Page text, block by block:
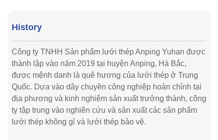
History
Công ty TNHH Sản phẩm lưới thép Anping Yuhan được
thành lập vào năm 2019 tại huyện Anping, Hà Bắc,
được mệnh danh là quê hương của lưới thép ở Trung
Quốc. Dựa vào dây chuyền công nghiệp hoàn chỉnh tại
địa phương và kinh nghiệm sản xuất trưởng thành, công
ty tập trung vào nghiên cứu và sản xuất các sản phẩm
lưới thép không gỉ và lưới thép bảo vệ.